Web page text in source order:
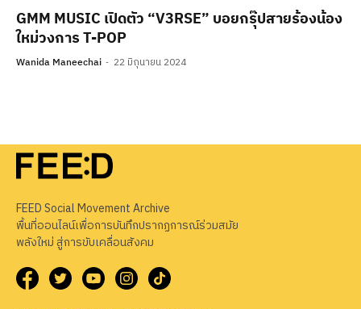
GMM MUSIC เปิดตัว “V3RSE” บอยกรุ๊ปสายร้องน้อง
ใหม่วงการ T-POP
Wanida Maneechai 22 มิถุนายน 2024
FEED Social Movement Archive
พื้นที่ออนไลน์เพื่อการบันทึกปรากฏการณ์ร่วมสมัย
พลังใหม่ สู่การขับเคลื่อนสังคม